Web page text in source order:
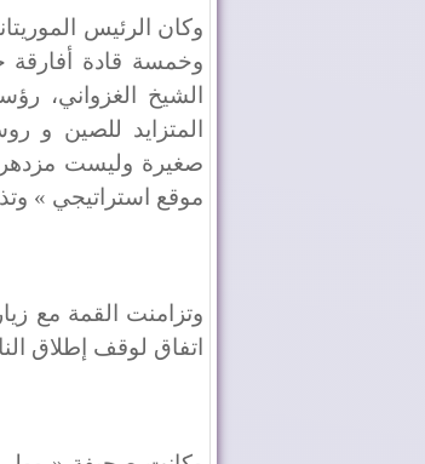
وكان الرئيس
وخمسة قادة أفارقة
الشيخ الغزواني،
المتزايد للصين و
صغيرة وليست مزدهرة
موقع استراتيجي »
وتزامنت القمة مع
اتفاق لوقف إطلاق